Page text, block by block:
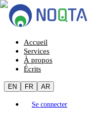
Accueil
Services
À propos
Écrits
EN FR AR
Se connecter